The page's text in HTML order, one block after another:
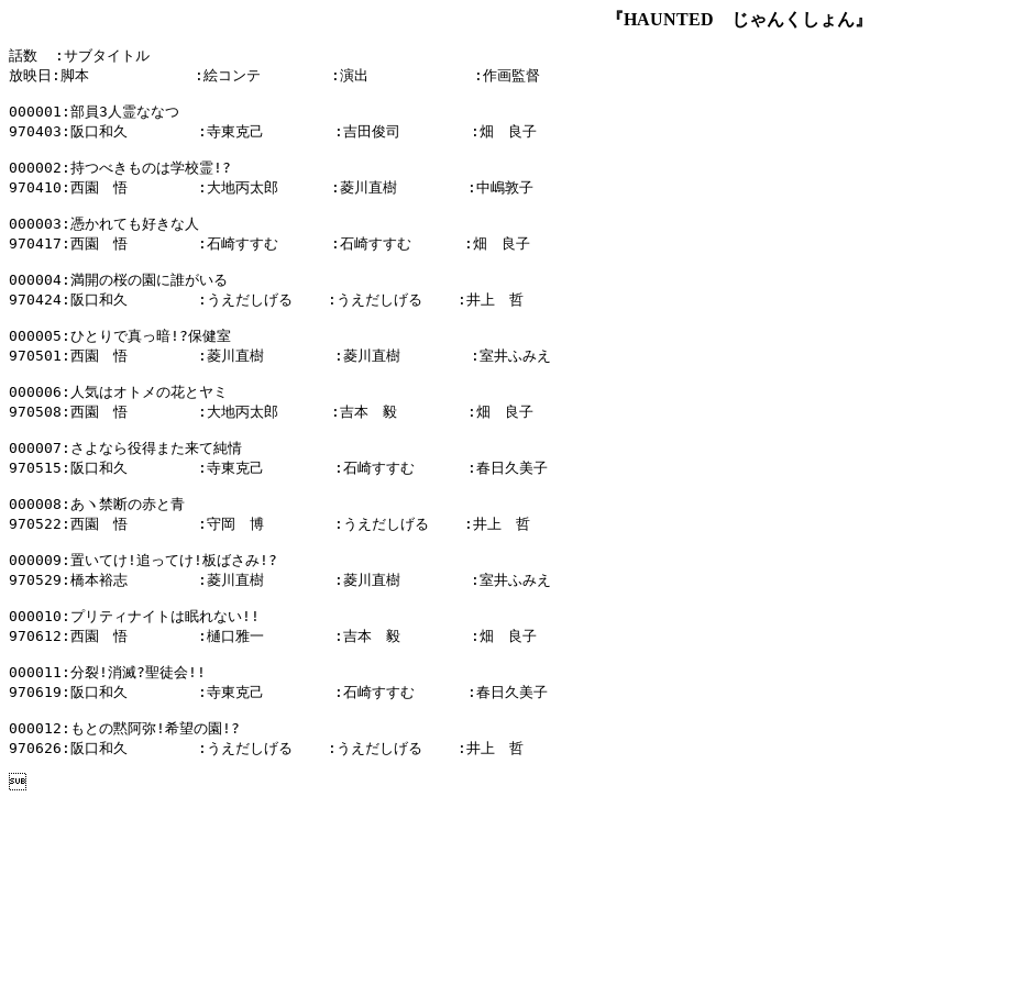
『HAUNTED じゃんくしょん』
話数  :サブタイトル
放映日:脚本            :絵コンテ        :演出            :作画監督
000001:部員3人霊ななつ
970403:阪口和久        :寺東克己        :吉田俊司        :畑　良子
000002:持つべきものは学校霊!?
970410:西園　悟        :大地丙太郎      :菱川直樹        :中嶋敦子
000003:憑かれても好きな人
970417:西園　悟        :石崎すすむ      :石崎すすむ      :畑　良子
000004:満開の桜の園に誰がいる
970424:阪口和久        :うえだしげる    :うえだしげる    :井上　哲
000005:ひとりで真っ暗!?保健室
970501:西園　悟        :菱川直樹        :菱川直樹        :室井ふみえ
000006:人気はオトメの花とヤミ
970508:西園　悟        :大地丙太郎      :吉本　毅        :畑　良子
000007:さよなら役得また来て純情
970515:阪口和久        :寺東克己        :石崎すすむ      :春日久美子
000008:あヽ禁断の赤と青
970522:西園　悟        :守岡　博        :うえだしげる    :井上　哲
000009:置いてけ!追ってけ!板ばさみ!?
970529:橋本裕志        :菱川直樹        :菱川直樹        :室井ふみえ
000010:プリティナイトは眠れない!!
970612:西園　悟        :樋口雅一        :吉本　毅        :畑　良子
000011:分裂!消滅?聖徒会!!
970619:阪口和久        :寺東克己        :石崎すすむ      :春日久美子
000012:もとの黙阿弥!希望の園!?
